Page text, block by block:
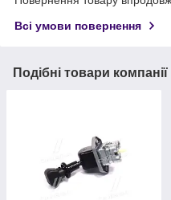
Всі умови повернення
Подібні товари компанії